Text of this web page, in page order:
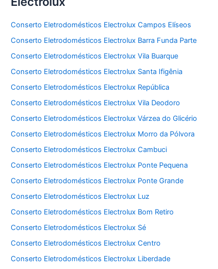
Conserto Eletrodomésticos Electrolux Campos Elíseos
Conserto Eletrodomésticos Electrolux Barra Funda Parte
Conserto Eletrodomésticos Electrolux Vila Buarque
Conserto Eletrodomésticos Electrolux Santa Ifigênia
Conserto Eletrodomésticos Electrolux República
Conserto Eletrodomésticos Electrolux Vila Deodoro
Conserto Eletrodomésticos Electrolux Várzea do Glicério
Conserto Eletrodomésticos Electrolux Morro da Pólvora
Conserto Eletrodomésticos Electrolux Cambuci
Conserto Eletrodomésticos Electrolux Ponte Pequena
Conserto Eletrodomésticos Electrolux Ponte Grande
Conserto Eletrodomésticos Electrolux Luz
Conserto Eletrodomésticos Electrolux Bom Retiro
Conserto Eletrodomésticos Electrolux Sé
Conserto Eletrodomésticos Electrolux Centro
Conserto Eletrodomésticos Electrolux Liberdade